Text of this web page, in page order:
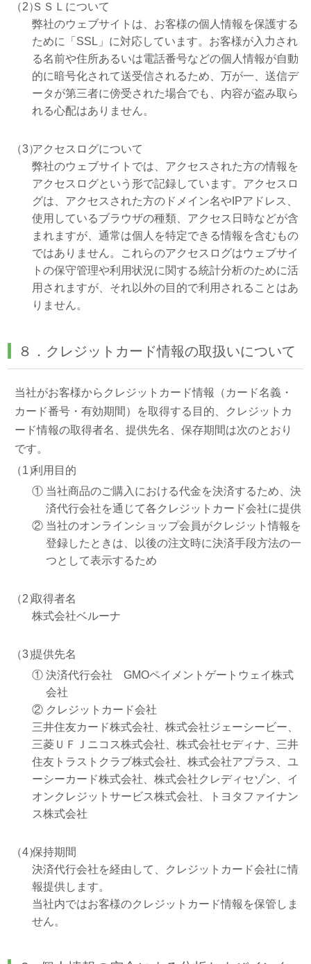
（2）ＳＳＬについて
弊社のウェブサイトは、お客様の個人情報を保護する
ために「SSL」に対応しています。お客様が入力され
る名前や住所あるいは電話番号などの個人情報が自動
的に暗号化されて送受信されるため、万が一、送信デ
ータが第三者に傍受された場合でも、内容が盗み取ら
れる心配はありません。
（3）アクセスログについて
弊社のウェブサイトでは、アクセスされた方の情報を
アクセスログという形で記録しています。アクセスロ
グは、アクセスされた方のドメイン名やIPアドレス、
使用しているブラウザの種類、アクセス日時などが含
まれますが、通常は個人を特定できる情報を含むもの
ではありません。これらのアクセスログはウェブサイ
トの保守管理や利用状況に関する統計分析のために活
用されますが、それ以外の目的で利用されることはあ
りません。
８．クレジットカード情報の取扱いについて
当社がお客様からクレジットカード情報（カード名義・
カード番号・有効期間）を取得する目的、クレジットカ
ード情報の取得者名、提供先名、保存期間は次のとおり
です。
（1）利用目的
① 当社商品のご購入における代金を決済するため、決
済代行会社を通じて各クレジットカード会社に提供
② 当社のオンラインショップ会員がクレジット情報を
登録したときは、以後の注文時に決済手段方法の一
つとして表示するため
（2）取得者名
株式会社ベルーナ
（3）提供先名
① 決済代行会社 GMOペイメントゲートウェイ株式
会社
② クレジットカード会社
三井住友カード株式会社、株式会社ジェーシービー、
三菱ＵＦＪニコス株式会社、株式会社セディナ、三井
住友トラストクラブ株式会社、株式会社アプラス、ユ
ーシーカード株式会社、株式会社クレディセゾン、イ
オンクレジットサービス株式会社、トヨタファイナン
ス株式会社
（4）保持期間
決済代行会社を経由して、クレジットカード会社に情
報提供します。
当社内ではお客様のクレジットカード情報を保管しま
せん。